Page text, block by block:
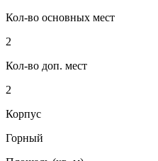
Кол-во основных мест
2
Кол-во доп. мест
2
Корпус
Горный